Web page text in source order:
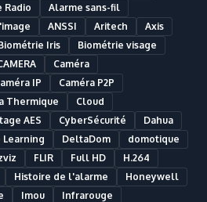
Radio
Alarme sans-fil
ANSSI Aritech
Axis
Iris
Biométrie visage
Caméra
IP
Caméra P2P
Thermique
Cloud
AES CyberSécurité
Dahua
Learning DeltaDom
domotique
FLIR Full HD
H.264
Histoire de l'alarme
Honeywell
Imou
Infrarouge